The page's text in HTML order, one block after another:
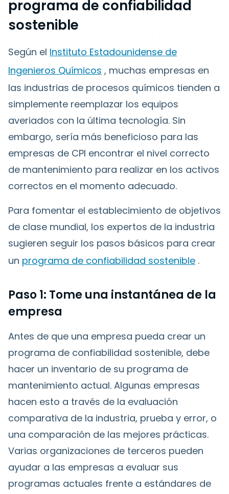
programa de confiabilidad
sostenible
Según el Instituto Estadounidense de
Ingenieros Químicos , muchas empresas en
las industrias de procesos químicos tienden a
simplemente reemplazar los equipos
averiados con la última tecnología. Sin
embargo, sería más beneficioso para las
empresas de CPI encontrar el nivel correcto
de mantenimiento para realizar en los activos
correctos en el momento adecuado.
Para fomentar el establecimiento de objetivos
de clase mundial, los expertos de la industria
sugieren seguir los pasos básicos para crear
un programa de confiabilidad sostenible .
Paso 1: Tome una instantánea de la
empresa
Antes de que una empresa pueda crear un
programa de confiabilidad sostenible, debe
hacer un inventario de su programa de
mantenimiento actual. Algunas empresas
hacen esto a través de la evaluación
comparativa de la industria, prueba y error, o
una comparación de las mejores prácticas.
Varias organizaciones de terceros pueden
ayudar a las empresas a evaluar sus
programas actuales frente a estándares de